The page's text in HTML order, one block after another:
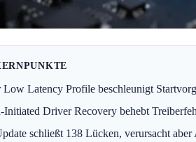
Low Latency Profile beschleunigt
Initiated Driver Recovery behebt
schließt 138 Lücken, verursacht aber